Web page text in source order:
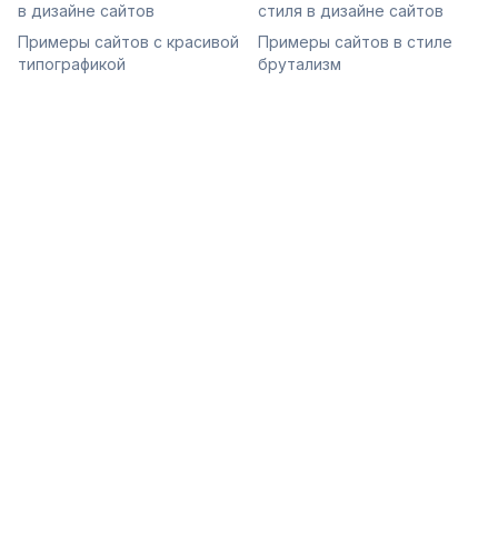
в дизайне сайтов
стиля в дизайне сайтов
Примеры сайтов с красивой
типографикой
Примеры сайтов в стиле
брутализм